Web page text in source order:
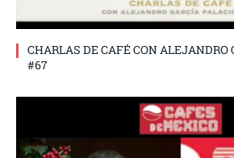
CHARLAS DE CAFÉ CON ALEJANDRO
#67